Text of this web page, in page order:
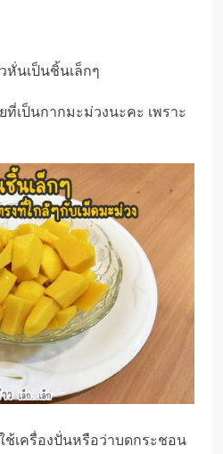
หั่นเป็นชิ้นเล็กๆ
ที่เป็นกากมะม่วงนะคะ เพราะ
ช้เครื่องปั่นหรือว่าบดกระชอน